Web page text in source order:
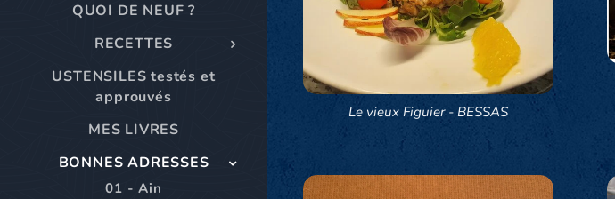
QUOI DE NEUF ?
RECETTES
USTENSILES testés et
approuvés
MES LIVRES
BONNES ADRESSES
01 - Ain
Le vieux Figuier - BESSAS